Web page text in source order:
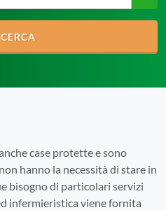
CERCA
case protette e sono
hanno la necessità di stare in
bisogno di particolari servizi
infermieristica viene fornita